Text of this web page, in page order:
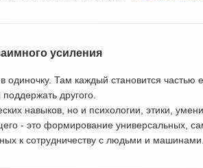
усиления
Там каждый становится частью
другого.
навыков, но и психологии, этики,
- это формирование универсальных,
к сотрудничеству с людьми и машинами.